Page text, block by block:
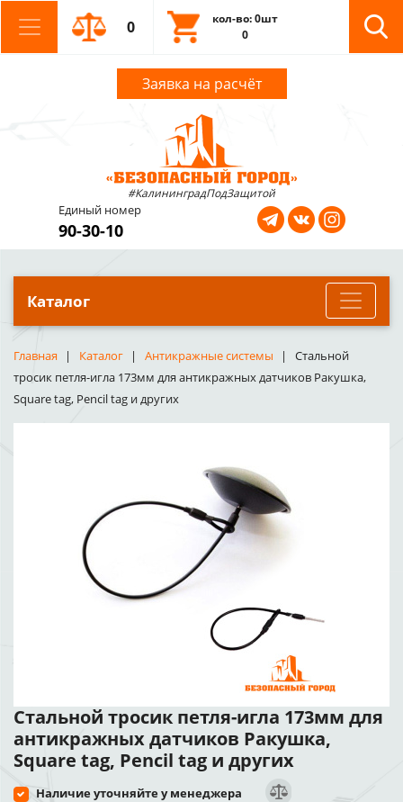
0
кол-во: 0шт
0
Заявка на расчёт
#КалининградПодЗащитой
Единый номер
90-30-10
Каталог
Главная Каталог Антикражные системы
Стальной
тросик петля-игла 173мм для антикражных датчиков Ракушка,
Square tag, Pencil tag и других
Стальной тросик петля-игла 173мм для
антикражных датчиков Ракушка,
Square tag, Pencil tag и других
Наличие уточняйте у менеджера